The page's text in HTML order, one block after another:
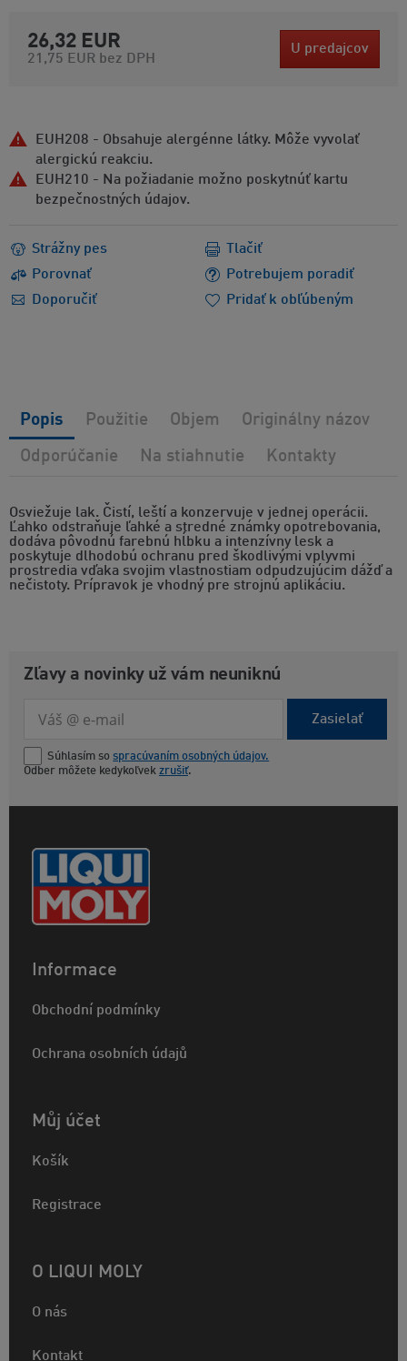
26,32 EUR
21,75 EUR bez DPH
U predajcov
EUH208 - Obsahuje alergénne látky. Môže vyvolať
alergickú reakciu.
EUH210 - Na požiadanie možno poskytnúť kartu
bezpečnostných údajov.
Strážny pes
Porovnať
Potrebujem poradiť
Doporučiť
Tlačiť
Pridať k obľúbeným
Osviežuje lak. Čistí, leští a konzervuje v jednej operácii.
Ľahko odstraňuje ľahké a stredné známky opotrebovania,
dodáva pôvodnú farebnú hĺbku a intenzívny lesk a
poskytuje dlhodobú ochranu pred škodlivými vplyvmi
prostredia vďaka svojim vlastnostiam odpudzujúcim dážď a
nečistoty. Prípravok je vhodný pre strojnú aplikáciu.
Popis Použitie Objem Originálny názov
Odporúčanie Na stiahnutie Kontakty
Zľavy a novinky už vám neuniknú
Zasielať
Súhlasím so spracúvaním osobných údajov.
Odber môžete kedykoľvek zrušiť.
Informace
Obchodní podmínky
Ochrana osobních údajů
Můj účet
Košík
Registrace
O LIQUI MOLY
O nás
Kontakt